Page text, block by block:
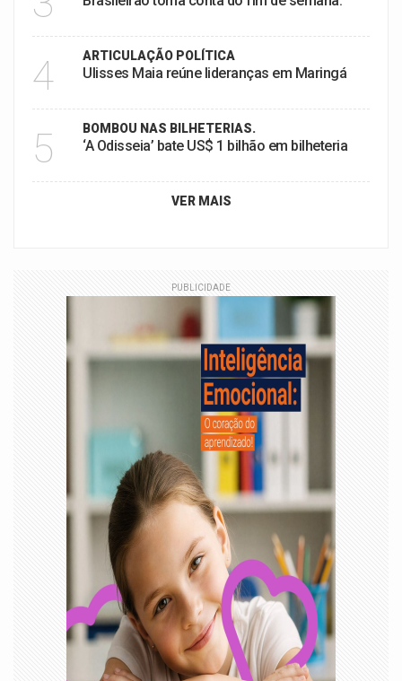
4 ARTICULAÇÃO POLÍTICA
Ulisses Maia reúne lideranças em Maringá
5 BOMBOU NAS BILHETERIAS.
‘A Odisseia’ bate US$ 1 bilhão em bilheteria
VER MAIS
PUBLICIDADE